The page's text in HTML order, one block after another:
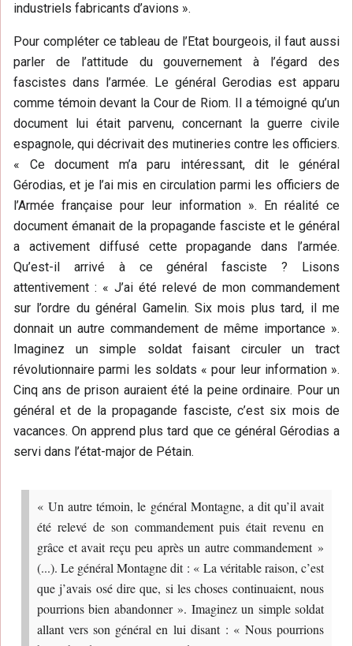
industriels fabricants d’avions ».
Pour compléter ce tableau de l’Etat bourgeois, il faut aussi
parler de l’attitude du gouvernement à l’égard des
fascistes dans l’armée. Le général Gerodias est apparu
comme témoin devant la Cour de Riom. Il a témoigné qu’un
document lui était parvenu, concernant la guerre civile
espagnole, qui décrivait des mutineries contre les officiers.
« Ce document m’a paru intéressant, dit le général
Gérodias, et je l’ai mis en circulation parmi les officiers de
l’Armée française pour leur information ». En réalité ce
document émanait de la propagande fasciste et le général
a activement diffusé cette propagande dans l’armée.
Qu’est-il arrivé à ce général fasciste ? Lisons
attentivement : « J’ai été relevé de mon commandement
sur l’ordre du général Gamelin. Six mois plus tard, il me
donnait un autre commandement de même importance ».
Imaginez un simple soldat faisant circuler un tract
révolutionnaire parmi les soldats « pour leur information ».
Cinq ans de prison auraient été la peine ordinaire. Pour un
général et de la propagande fasciste, c’est six mois de
vacances. On apprend plus tard que ce général Gérodias a
servi dans l’état-major de Pétain.
« Un autre témoin, le général Montagne, a dit qu’il avait
été relevé de son commandement puis était revenu en
grâce et avait reçu peu après un autre commandement »
(...). Le général Montagne dit : « La véritable raison, c’est
que j’avais osé dire que, si les choses continuaient, nous
pourrions bien abandonner ». Imaginez un simple soldat
allant vers son général en lui disant : « Nous pourrions